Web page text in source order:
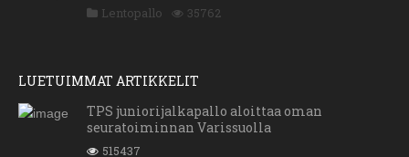
Lentopallo 35762
LUETUIMMAT ARTIKKELIT
TPS juniorijalkapallo aloittaa oman
seuratoiminnan Varissuolla
515437